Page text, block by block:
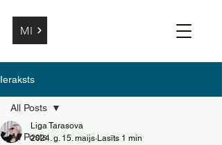
MI
Ieraksts
All Posts
All Posts
Liga Tarasova
2024. g. 15. maijs Lasīts 1 min